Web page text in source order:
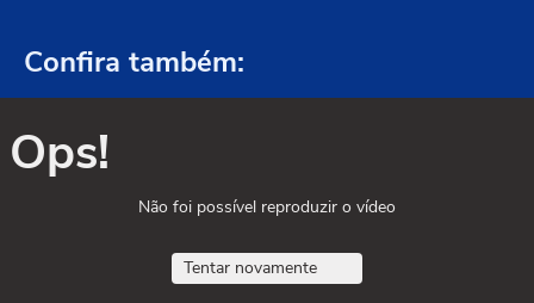
Confira também:
Ops!
Não foi possível reproduzir o vídeo
Tentar novamente